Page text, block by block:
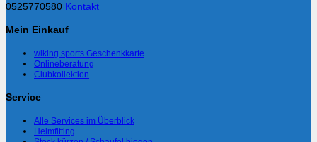
0525770580 Kontakt
Mein Einkauf
wiking sports Geschenkkarte
Onlineberatung
Clubkollektion
Service
Alle Services im Überblick
Helmfitting